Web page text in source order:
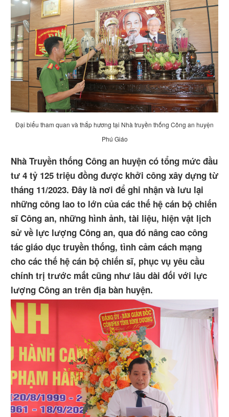
Đại biểu tham quan và thắp hương tại Nhà truyền thống Công an huyện
Phú Giáo
Nhà Truyền thống Công an huyện có tổng mức đầu
tư 4 tỷ 125 triệu đồng được khởi công xây dựng từ
tháng 11/2023. Đây là nơi để ghi nhận và lưu lại
những công lao to lớn của các thế hệ cán bộ chiến
sĩ Công an, những hình ảnh, tài liệu, hiện vật lịch
sử về lực lượng Công an, qua đó nâng cao công
tác giáo dục truyền thống, tình cảm cách mạng
cho các thế hệ cán bộ chiến sĩ, phục vụ yêu cầu
chính trị trước mắt cũng như lâu dài đối với lực
lượng Công an trên địa bàn huyện.